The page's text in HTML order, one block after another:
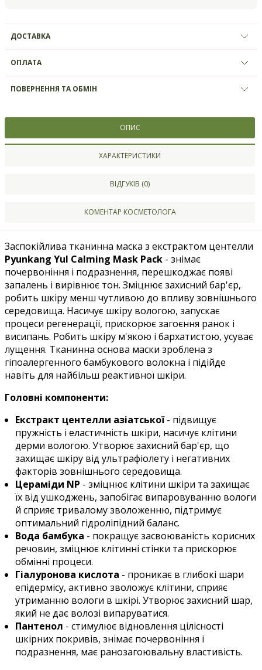
ДОСТАВКА
ОПЛАТА
ПОВЕРНЕННЯ ТА ОБМІН
ОПИС
ХАРАКТЕРИСТИКИ
ВІДГУКІВ (0)
КОМЕНТАР КОСМЕТОЛОГА
Заспокійлива тканинна маска з екстрактом центелли
Pyunkang Yul Calming Mask Pack - знімає
почервоніння і подразнення, перешкоджає появі
запалень і вирівнює тон. Зміцнює захисний бар'єр,
робить шкіру менш чутливою до впливу зовнішнього
середовища. Насичує шкіру вологою, запускає
процеси регенерації, прискорює загоєння ранок і
висипань. Робить шкіру м'якою і бархатистою, усуває
лущення. Тканинна основа маски зроблена з
гіпоалергенного бамбукового волокна і підійде
навіть для найбільш реактивної шкіри.
Головні компоненти:
Екстракт центелли азіатської- підвищує
пружність і еластичність шкіри, насичує клітини
дерми вологою. Утворює захисний бар'єр, що
захищає шкіру від ультрафіолету і негативних
факторів зовнішнього середовища.
Цераміди NP - зміцнює клітини шкіри та захищає
їх від ушкоджень, запобігає випаровуванню вологи
й сприяє тривалому зволоженню, підтримує
оптимальний гідроліпідний баланс.
Вода бамбука - покращує засвоюваність корисних
речовин, зміцнює клітинні стінки та прискорює
обмінні процеси.
Гіалуронова кислота - проникає в глибокі шари
епідермісу, активно зволожує клітини, сприяє
утриманню вологи в шкірі. Утворює захисний шар,
який не дає волозі випаруватися.
Пантенол - стимулює відновлення цілісності
шкірних покривів, знімає почервоніння і
подразнення, має ранозагоювальну властивість.